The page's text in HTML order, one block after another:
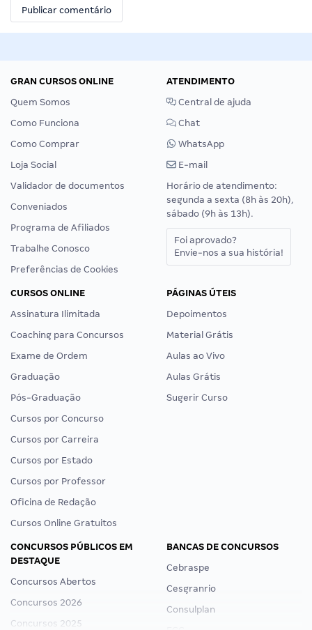
GRAN CURSOS ONLINE
Quem Somos
Como Funciona
Como Comprar
Loja Social
Validador de documentos
Conveniados
Programa de Afiliados
Trabalhe Conosco
Preferências de Cookies
ATENDIMENTO
Central de ajuda
Chat
WhatsApp
E-mail
Horário de atendimento:
segunda a sexta (8h às 20h),
sábado (9h às 13h).
Foi aprovado?
Envie-nos a sua história!
CURSOS ONLINE
Assinatura Ilimitada
Coaching para Concursos
Exame de Ordem
Graduação
Pós-Graduação
Cursos por Concurso
Cursos por Carreira
Cursos por Estado
Cursos por Professor
Oficina de Redação
Cursos Online Gratuitos
PÁGINAS ÚTEIS
Depoimentos
Material Grátis
Aulas ao Vivo
Aulas Grátis
Sugerir Curso
CONCURSOS PÚBLICOS EM
DESTAQUE
Concursos Abertos
Concursos 2026
Concursos 2025
BANCAS DE CONCURSOS
Cebraspe
Cesgranrio
Consulplan